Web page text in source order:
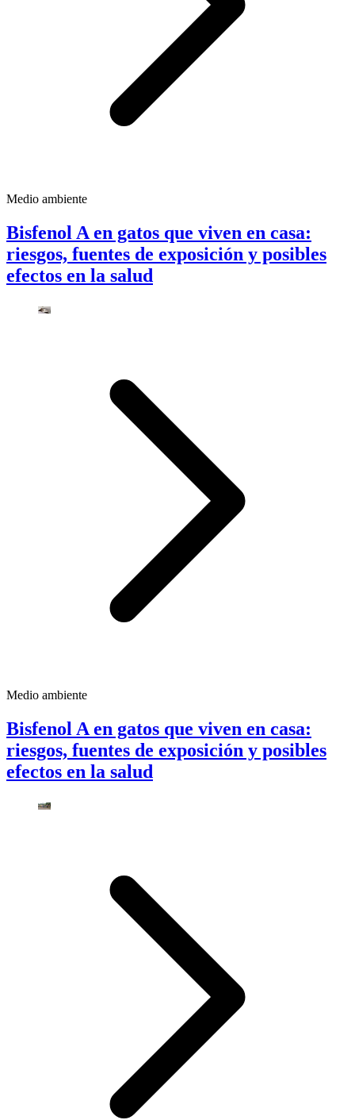
Medio ambiente
Bisfenol A en gatos que viven en casa:
riesgos, fuentes de exposición y posibles
efectos en la salud
Medio ambiente
Bisfenol A en gatos que viven en casa:
riesgos, fuentes de exposición y posibles
efectos en la salud